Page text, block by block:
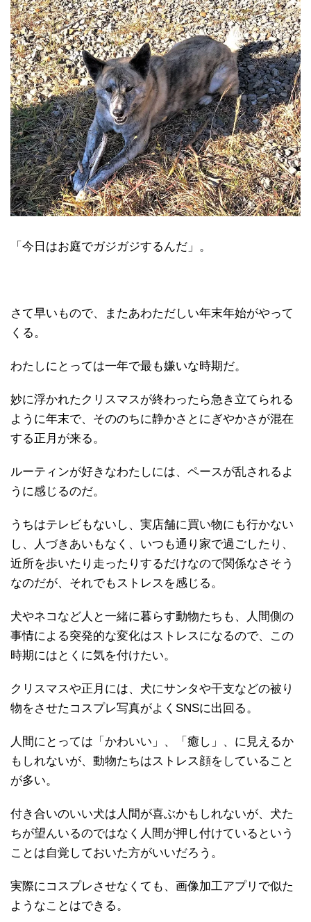
「今日はお庭でガジガジするんだ」。
さて早いもので、またあわただしい年末年始がやって
くる。
わたしにとっては一年で最も嫌いな時期だ。
妙に浮かれたクリスマスが終わったら急き立てられる
ように年末で、そののちに静かさとにぎやかさが混在
する正月が来る。
ルーティンが好きなわたしには、ペースが乱されるよ
うに感じるのだ。
うちはテレビもないし、実店舗に買い物にも行かない
し、人づきあいもなく、いつも通り家で過ごしたり、
近所を歩いたり走ったりするだけなので関係なさそう
なのだが、それでもストレスを感じる。
犬やネコなど人と一緒に暮らす動物たちも、人間側の
事情による突発的な変化はストレスになるので、この
時期にはとくに気を付けたい。
クリスマスや正月には、犬にサンタや干支などの被り
物をさせたコスプレ写真がよくSNSに出回る。
人間にとっては「かわいい」、「癒し」、に見えるか
もしれないが、動物たちはストレス顔をしていること
が多い。
付き合いのいい犬は人間が喜ぶかもしれないが、犬た
ちが望んいるのではなく人間が押し付けているという
ことは自覚しておいた方がいいだろう。
実際にコスプレさせなくても、画像加工アプリで似た
ようなことはできる。